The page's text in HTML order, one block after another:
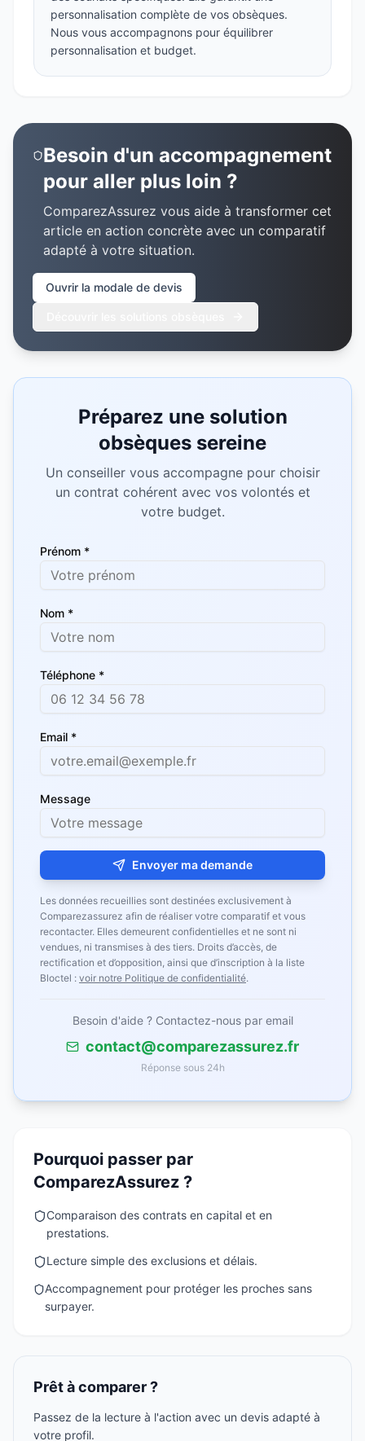
personnalisation complète de vos obsèques.
Nous vous accompagnons pour équilibrer
personnalisation et budget.
Besoin d'un accompagnement
pour aller plus loin ?
ComparezAssurez vous aide à transformer cet
article en action concrète avec un comparatif
adapté à votre situation.
Ouvrir la modale de devis
Préparez une solution
obsèques sereine
Un conseiller vous accompagne pour choisir
un contrat cohérent avec vos volontés et
votre budget.
Prénom *
Nom *
Téléphone *
Email *
Message
Envoyer ma demande
Les données recueillies sont destinées exclusivement à
Comparezassurez afin de réaliser votre comparatif et vous
recontacter. Elles demeurent confidentielles et ne sont ni
vendues, ni transmises à des tiers. Droits d’accès, de
rectification et d’opposition, ainsi que d’inscription à la liste
Bloctel : voir notre Politique de confidentialité.
Besoin d'aide ? Contactez-nous par email
contact@comparezassurez.fr
Réponse sous 24h
Pourquoi passer par
ComparezAssurez ?
Comparaison des contrats en capital et en
prestations.
Lecture simple des exclusions et délais.
Accompagnement pour protéger les proches sans
surpayer.
Prêt à comparer ?
Passez de la lecture à l'action avec un devis adapté à
votre profil.